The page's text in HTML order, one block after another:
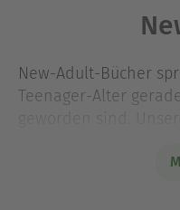
New-Adult-Bücher
Teenager-Alter
Rivalitäten,